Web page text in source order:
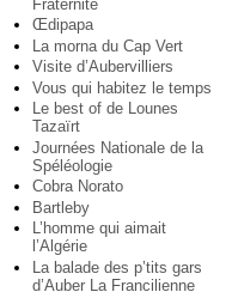
Fraternité
Œdipapa
La morna du Cap Vert
Visite d’Aubervilliers
Vous qui habitez le temps
Le best of de Lounes
Tazaïrt
Journées Nationale de la
Spéléologie
Cobra Norato
Bartleby
L’homme qui aimait
l’Algérie
La balade des p’tits gars
d’Auber La Francilienne